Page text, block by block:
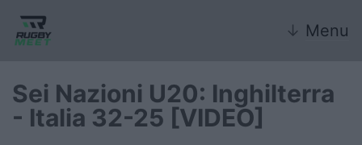
↓ Menu
Sei Nazioni U20: Inghilterra
- Italia 32-25 [VIDEO]